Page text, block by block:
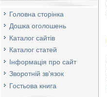
Головна сторінка
Дошка оголошень
Каталог сайтів
Каталог статей
Інформація про сайт
Зворотній зв'язок
Гостьова книга